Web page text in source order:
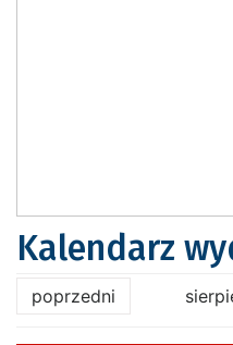
Kalendarz
poprzedni